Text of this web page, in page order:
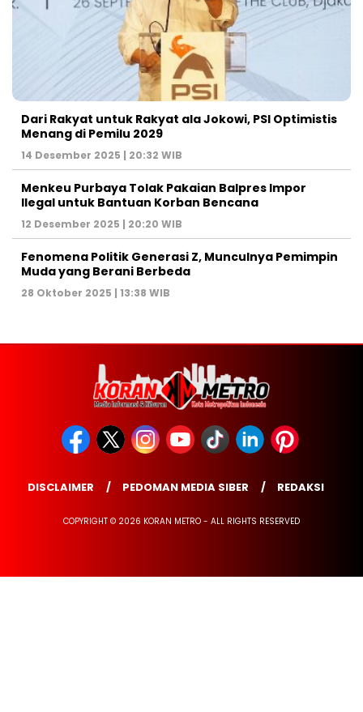
Dari Rakyat untuk Rakyat ala Jokowi, PSI Optimistis
Menang di Pemilu 2029
14 Desember 2025 | 20:32 WIB
Menkeu Purbaya Tolak Pakaian Balpres Impor
Ilegal untuk Bantuan Korban Bencana
12 Desember 2025 | 20:20 WIB
Fenomena Politik Generasi Z, Munculnya Pemimpin
Muda yang Berani Berbeda
28 Oktober 2025 | 13:38 WIB
DISCLAIMER PEDOMAN MEDIA SIBER REDAKSI
COPYRIGHT © 2026 KORAN METRO - ALL RIGHTS RESERVED